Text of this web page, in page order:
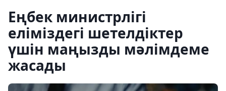
Еңбек министрлігі
еліміздегі шетелдіктер
үшін маңызды мәлімдеме
жасады